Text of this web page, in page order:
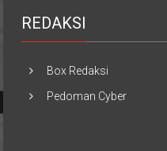
REDAKSI
Box Redaksi
Pedoman Cyber